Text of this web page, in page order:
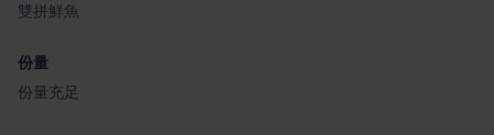
雙拼鮮魚
份量
份量充足